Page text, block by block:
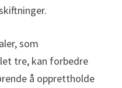
som
tre, kan forbedre
å opprettholde